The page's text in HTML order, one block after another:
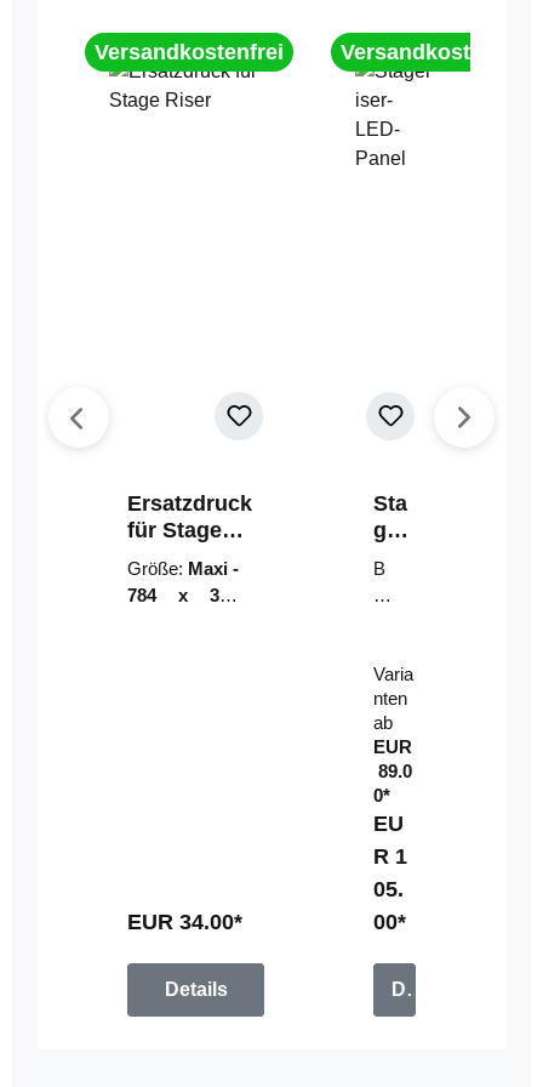
Versandkostenfrei
Ersatzdruck
für Stage
Riser
Größe: Maxi -
784 x 314
EUR 34.00*
Details
Versandkostenfrei
Sta
geri
ser-
LE
D-
el
B
un
mi
t
Fe
rn
be
di
en
u
n
g
Varia
nten
ab
EUR
89.0
0*
EU
R 1
05.
00*
Details